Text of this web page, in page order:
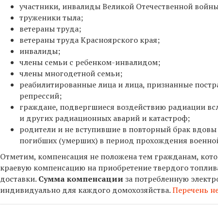
участники, инвалиды Великой Отечественной
труженики тыла;
ветераны труда;
ветераны труда Красноярского края;
инвалиды;
члены семьи с ребенком-инвалидом;
члены многодетной семьи;
реабилитированные лица и лица, признанные
репрессий;
граждане, подвергшиеся воздействию радиации
и других радиационных аварий и катастроф;
родители и не вступившие в повторный брак
погибших (умерших) в период прохождения
Отметим, компенсация не положена тем гражданам,
краевую компенсацию на приобретение твердого
доставки. Сумма компенсации за потребленную
индивидуально для каждого домохозяйства.Перечень